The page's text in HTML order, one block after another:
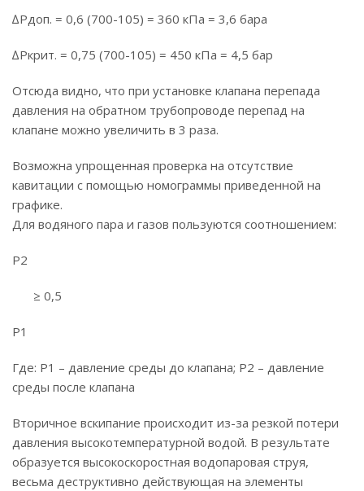
∆Pдоп. = 0,6 (700-105) = 360 кПа = 3,6 бара
∆Pкрит. = 0,75 (700-105) = 450 кПа = 4,5 бар
Отсюда видно, что при установке клапана перепада
давления на обратном трубопроводе перепад на
клапане можно увеличить в 3 раза.
Возможна упрощенная проверка на отсутствие
кавитации с помощью номограммы приведенной на
графике.
Для водяного пара и газов пользуются соотношением:
P2
≥ 0,5
P1
Где: P1 – давление среды до клапана; P2 – давление
среды после клапана
Вторичное вскипание происходит из-за резкой потери
давления высокотемпературной водой. В результате
образуется высокоскоростная водопаровая струя,
весьма деструктивно действующая на элементы